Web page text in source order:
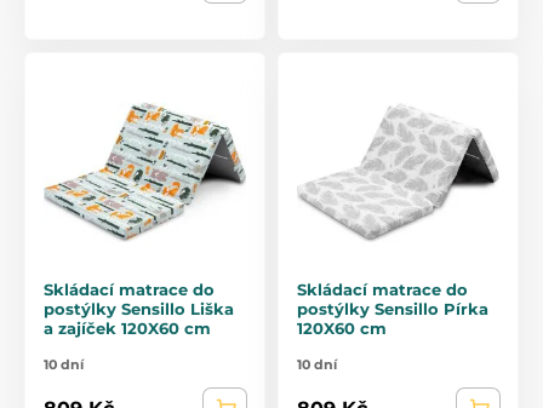
Skládací matrace do
postýlky Sensillo Liška
a zajíček 120X60 cm
10 dní
Skládací matrace do
postýlky Sensillo Pírka
120X60 cm
10 dní